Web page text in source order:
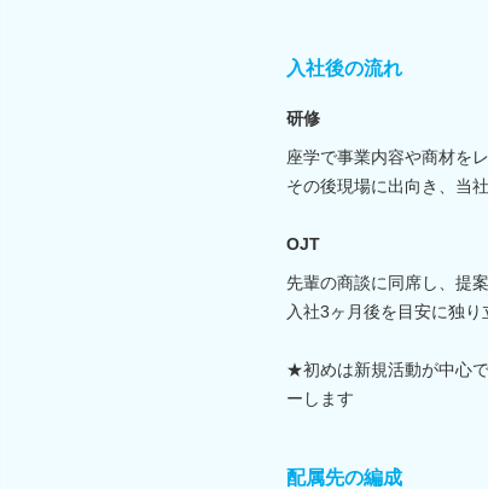
入社後の流れ
研修
座学で事業内容や商材をレ
その後現場に出向き、当
OJT
先輩の商談に同席し、提
入社3ヶ月後を目安に独り
★初めは新規活動が中心
ーします
配属先の編成